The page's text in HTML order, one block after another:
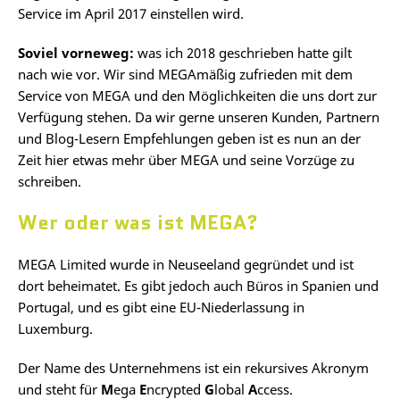
Service im April 2017 einstellen wird.
Soviel vorneweg: was ich 2018 geschrieben hatte gilt
nach wie vor. Wir sind MEGAmäßig zufrieden mit dem
Service von MEGA und den Möglichkeiten die uns dort zur
Verfügung stehen. Da wir gerne unseren Kunden, Partnern
und Blog-Lesern Empfehlungen geben ist es nun an der
Zeit hier etwas mehr über MEGA und seine Vorzüge zu
schreiben.
Wer oder was ist MEGA?
MEGA Limited wurde in Neuseeland gegründet und ist
dort beheimatet. Es gibt jedoch auch Büros in Spanien und
Portugal, und es gibt eine EU-Niederlassung in
Luxemburg.
Der Name des Unternehmens ist ein rekursives Akronym
und steht für Mega Encrypted Global Access.